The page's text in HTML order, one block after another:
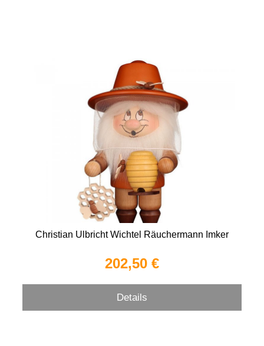
Christian Ulbricht Wichtel Räuchermann Imker
202,50 €
Details